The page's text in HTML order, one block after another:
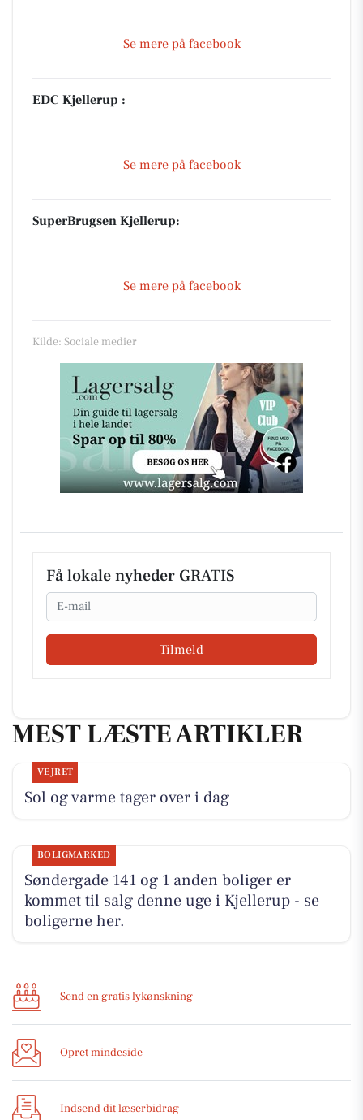
Se mere på facebook
EDC Kjellerup :
Se mere på facebook
SuperBrugsen Kjellerup:
Se mere på facebook
Kilde: Sociale medier
Få lokale nyheder GRATIS
Email
Tilmeld
MEST LÆSTE ARTIKLER
VEJRET
Sol og varme tager over i dag
BOLIGMARKED
Søndergade 141 og 1 anden boliger er
kommet til salg denne uge i Kjellerup - se
boligerne her.
Send en gratis lykønskning
Opret mindeside
Indsend dit læserbidrag